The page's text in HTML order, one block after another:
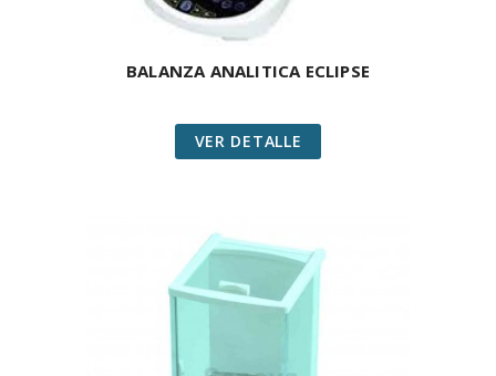
BALANZA ANALITICA ECLIPSE
VER DETALLE